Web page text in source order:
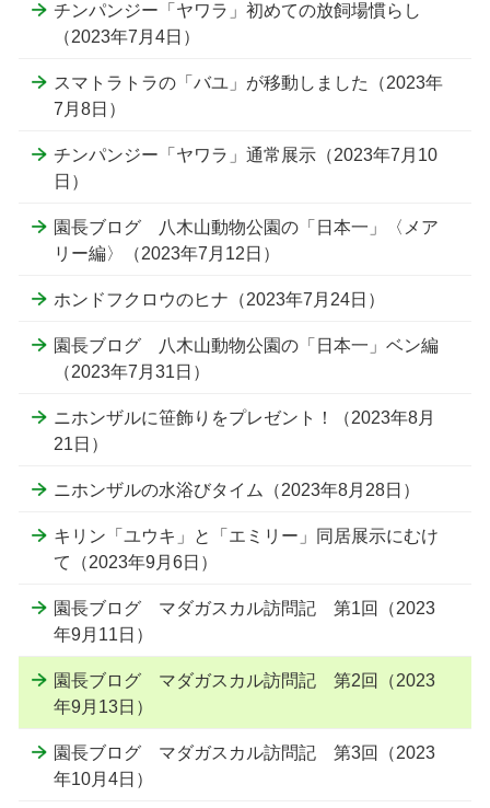
チンパンジー「ヤワラ」初めての放飼場慣らし
（2023年7月4日）
スマトラトラの「バユ」が移動しました（2023年
7月8日）
チンパンジー「ヤワラ」通常展示（2023年7月10
日）
園長ブログ 八木山動物公園の「日本一」〈メア
リー編〉（2023年7月12日）
ホンドフクロウのヒナ（2023年7月24日）
園長ブログ 八木山動物公園の「日本一」ベン編
（2023年7月31日）
ニホンザルに笹飾りをプレゼント！（2023年8月
21日）
ニホンザルの水浴びタイム（2023年8月28日）
キリン「ユウキ」と「エミリー」同居展示にむけ
て（2023年9月6日）
園長ブログ マダガスカル訪問記 第1回（2023
年9月11日）
園長ブログ マダガスカル訪問記 第2回（2023
年9月13日）
園長ブログ マダガスカル訪問記 第3回（2023
年10月4日）